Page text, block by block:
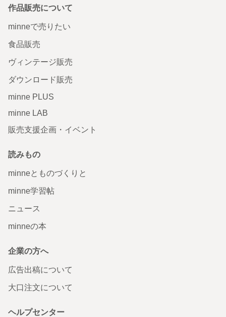
作品販売について
minneで売りたい
食品販売
ヴィンテージ販売
ダウンロード販売
minne PLUS
minne LAB
販売支援企画・イベント
読みもの
minneとものづくりと
minne学習帖
ニュース
minneの本
企業の方へ
広告出稿について
大口注文について
ヘルプセンター